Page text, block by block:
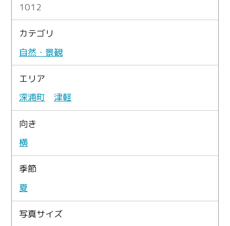
1012
カテゴリ
自然・景観
エリア
深浦町
津軽
向き
横
季節
夏
写真サイズ